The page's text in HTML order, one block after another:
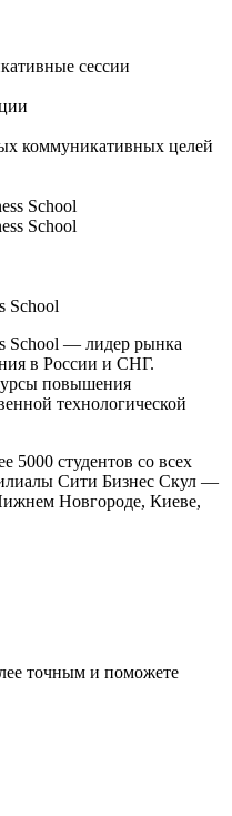
сессии
коммуникативных целей
School
School — лидер рынка
в России и СНГ.
повышения
технологической
5000 студентов со всех
Сити Бизнес Скул —
Новгороде, Киеве,
точным и поможете